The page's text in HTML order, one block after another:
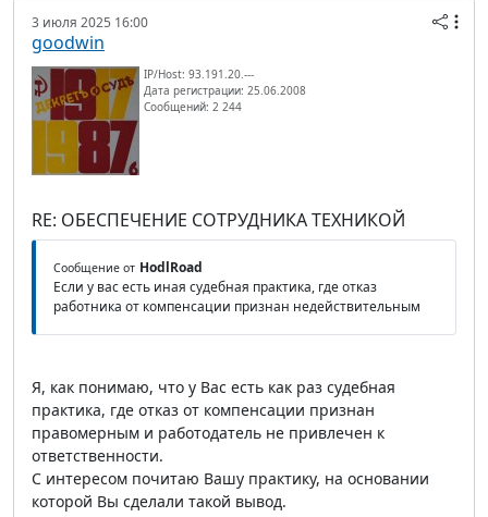
3 июля 2025 16:00
goodwin
IP/Host: 93.191.20.---
Дата регистрации: 25.06.2008
Сообщений: 2 244
RE: ОБЕСПЕЧЕНИЕ СОТРУДНИКА ТЕХНИКОЙ
Сообщение от HodlRoad
Если у вас есть иная судебная практика, где отказ
работника от компенсации признан недействительным
Я, как понимаю, что у Вас есть как раз судебная
практика, где отказ от компенсации признан
правомерным и работодатель не привлечен к
ответственности.
С интересом почитаю Вашу практику, на основании
которой Вы сделали такой вывод.